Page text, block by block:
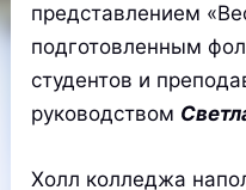
представлением
подготовленным
студентов и
руководством
Холл колледжа